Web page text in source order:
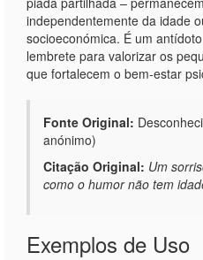
independentemente da idade
socioeconómica. É um
lembrete para valorizar os
que fortalecem o bem-estar
Fonte Original:
anónimo)
Citação Original: Um
como o humor não tem
Exemplos de Uso